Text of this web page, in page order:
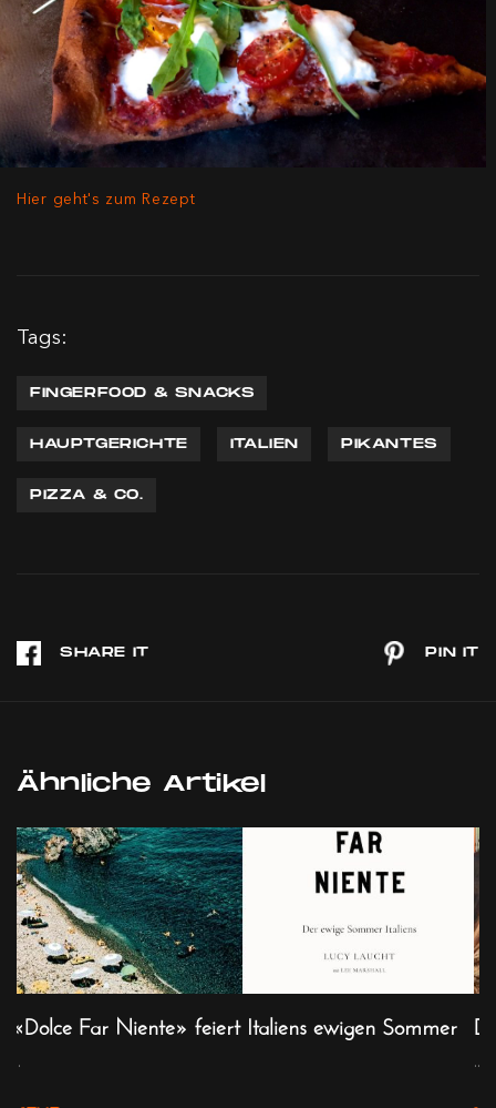
Hier geht's zum Rezept
Tags:
FINGERFOOD & SNACKS
HAUPTGERICHTE ITALIEN PIKANTES
PIZZA & CO.
Ähnliche Artikel
«Dolce Far Niente» feiert Italiens ewigen Sommer
... ...